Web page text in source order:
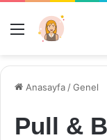
Menü
Anasayfa /Genel
Pull &